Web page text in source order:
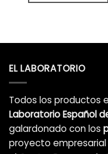
EL LABORATORIO
Todos los productos
Laboratorio Español
galardonado con los
proyecto empresarial